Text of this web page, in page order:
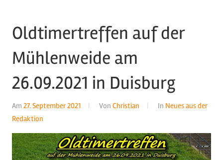
Motorsport
Tuning
Oldtimertreffen auf der
Mühlenweide am
26.09.2021 in Duisburg
Am 27. September 2021 Von Christian In Neues aus der
Redaktion